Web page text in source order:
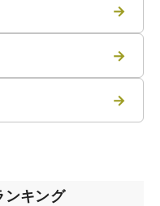
→
→
→
ンキング